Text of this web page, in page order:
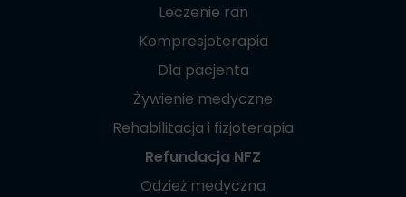
Leczenie ran
Kompresjoterapia
Dla pacjenta
Żywienie medyczne
Rehabilitacja i fizjoterapia
Refundacja NFZ
Odzież medyczna